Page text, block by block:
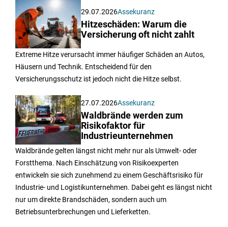
29.07.2026Assekuranz
Hitzeschäden: Warum die
Versicherung oft nicht zahlt
Extreme Hitze verursacht immer häufiger Schäden an Autos,
Häusern und Technik. Entscheidend für den
Versicherungsschutz ist jedoch nicht die Hitze selbst.
27.07.2026Assekuranz
Waldbrände werden zum
Risikofaktor für
Industrieunternehmen
Waldbrände gelten längst nicht mehr nur als Umwelt- oder
Forstthema. Nach Einschätzung von Risikoexperten
entwickeln sie sich zunehmend zu einem Geschäftsrisiko für
Industrie- und Logistikunternehmen. Dabei geht es längst nicht
nur um direkte Brandschäden, sondern auch um
Betriebsunterbrechungen und Lieferketten.